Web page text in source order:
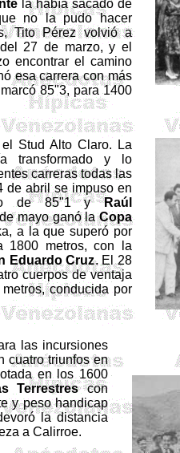
la había saca­do de
no la pudo hacer
Tito Pérez volvió a
27 de marzo, y el
encontrar el cami­no
esa carrera con más
85"3, para1400
Stud Alto Claro. La
transformado y lo
carreras todas las
de abril se impuso en
de 85"1 yRaúl
mayo ganólaCopa
, a la que superó por
1800 metros, con la
Eduardo Cruz. El 28
cuerpos de ventaja
, conducida por
las incursiones
cuatro triunfos en
en los 1600
Terres­trescon
y pesohandicap
la distancia
aCalirroe.